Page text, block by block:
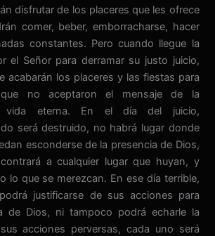
disfrutar de los placeres que les ofrece
comer, beber, emborracharse, hacer
constantes. Pero cuando llegue la
el Señor para derramar su justo juicio,
acabarán los placeres y las fiestas para
no aceptaron el mensaje de la
vida eterna. En el día del juicio,
será destruido, no habrá lugar donde
esconderse de la presencia de Dios,
a cualquier lugar que huyan, y
lo que se merezcan. En ese día terrible,
justificarse de sus acciones para
de Dios, ni tampoco podrá echarle la
acciones perversas, cada uno será